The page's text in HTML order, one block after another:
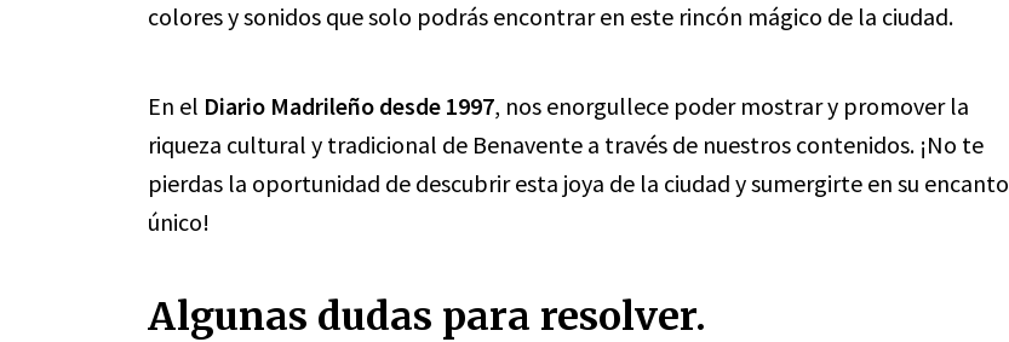
colores y sonidos que solo podrás encontrar en este rincón mágico de la ciudad.
En el Diario Madrileño desde 1997, nos enorgullece poder mostrar y promover la
riqueza cultural y tradicional de Benavente a través de nuestros contenidos. ¡No te
pierdas la oportunidad de descubrir esta joya de la ciudad y sumergirte en su encanto
único!
Algunas dudas para resolver.